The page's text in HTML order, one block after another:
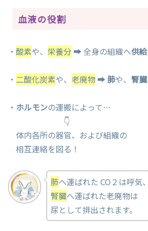
血液の役割
・ 酸素や、 栄養分➡ 全身の組織へ供給
・ 二酸化炭素や、 老廃物➡肺や、 腎臓
・ ホルモンの運搬によって…
👇
体内各所の器官、および組織の
相互連絡を図る！
肺へ運ばれた CO２は呼気、
腎臓へ運ばれた老廃物は
尿として排出されます。